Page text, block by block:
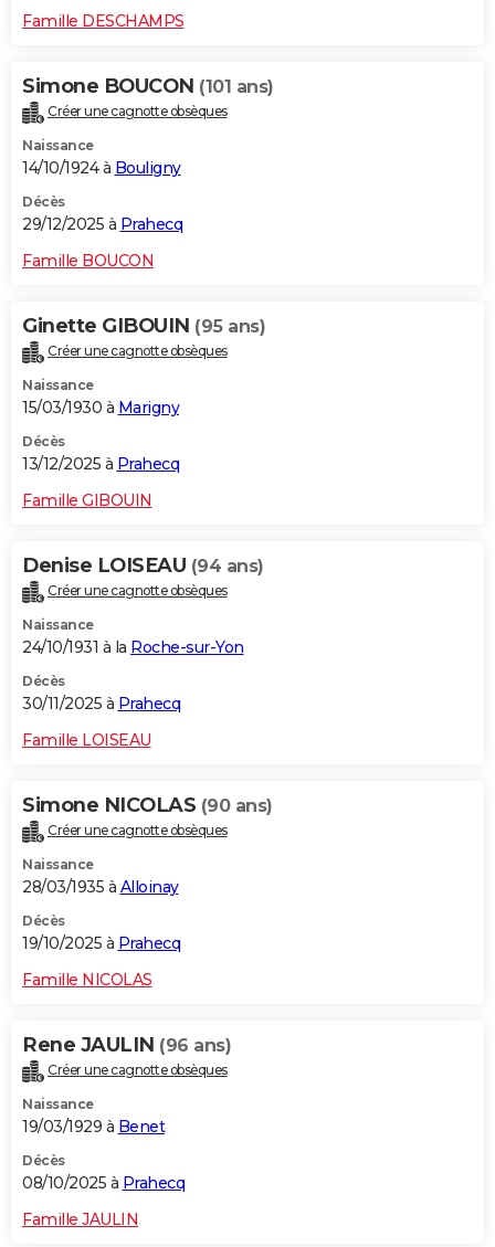
Famille DESCHAMPS
Simone BOUCON (101 ans)
Créer une cagnotte obsèques
Naissance
14/10/1924 à Bouligny
Décès
29/12/2025 à Prahecq
Famille BOUCON
Ginette GIBOUIN (95 ans)
Créer une cagnotte obsèques
Naissance
15/03/1930 à Marigny
Décès
13/12/2025 à Prahecq
Famille GIBOUIN
Denise LOISEAU (94 ans)
Créer une cagnotte obsèques
Naissance
24/10/1931 à la Roche-sur-Yon
Décès
30/11/2025 à Prahecq
Famille LOISEAU
Simone NICOLAS (90 ans)
Créer une cagnotte obsèques
Naissance
28/03/1935 à Alloinay
Décès
19/10/2025 à Prahecq
Famille NICOLAS
Rene JAULIN (96 ans)
Créer une cagnotte obsèques
Naissance
19/03/1929 à Benet
Décès
08/10/2025 à Prahecq
Famille JAULIN